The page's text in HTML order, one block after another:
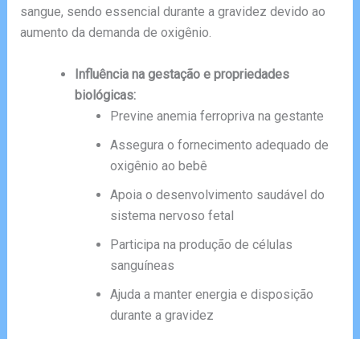
sangue, sendo essencial durante a gravidez devido ao
aumento da demanda de oxigênio.
Influência na gestação e propriedades
biológicas:
Previne anemia ferropriva na gestante
Assegura o fornecimento adequado de
oxigênio ao bebê
Apoia o desenvolvimento saudável do
sistema nervoso fetal
Participa na produção de células
sanguíneas
Ajuda a manter energia e disposição
durante a gravidez